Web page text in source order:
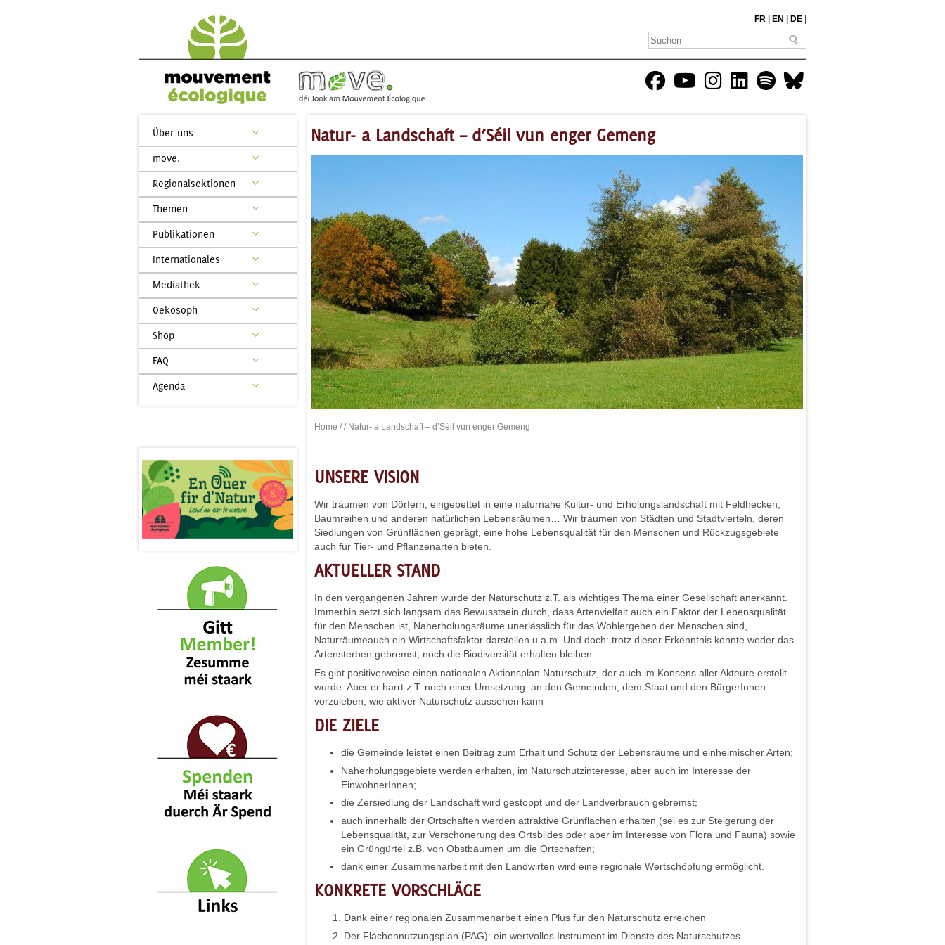
FR EN DE
Über uns
move.
Regionalsektionen
Themen
Publikationen
Internationales
Mediathek
Oekosoph
Shop
FAQ
Agenda
Natur- a Landschaft – d’Séil vun enger Gemeng
Home // Natur- a Landschaft – d’Séil vun enger Gemeng
UNSERE VISION
Wir träumen von Dörfern, eingebettet in eine naturnahe Kultur- und Erholungslandschaft mit Feldhecken,
Baumreihen und anderen natürlichen Lebensräumen… Wir träumen von Städten und Stadtvierteln, deren
Siedlungen von Grünflächen geprägt, eine hohe Lebensqualität für den Menschen und Rückzugsgebiete
auch für Tier- und Pflanzenarten bieten.
AKTUELLER STAND
In den vergangenen Jahren wurde der Naturschutz z.T. als wichtiges Thema einer Gesellschaft anerkannt.
Immerhin setzt sich langsam das Bewusstsein durch, dass Artenvielfalt auch ein Faktor der Lebensqualität
für den Menschen ist, Naherholungsräume unerlässlich für das Wohlergehen der Menschen sind,
Naturräumeauch ein Wirtschaftsfaktor darstellen u.a.m. Und doch: trotz dieser Erkenntnis konnte weder das
Artensterben gebremst, noch die Biodiversität erhalten bleiben.
Es gibt positiverweise einen nationalen Aktionsplan Naturschutz, der auch im Konsens aller Akteure erstellt
wurde. Aber er harrt z.T. noch einer Umsetzung: an den Gemeinden, dem Staat und den BürgerInnen
vorzuleben, wie aktiver Naturschutz aussehen kann
DIE ZIELE
die Gemeinde leistet einen Beitrag zum Erhalt und Schutz der Lebensräume und einheimischer Arten;
Naherholungsgebiete werden erhalten, im Naturschutzinteresse, aber auch im Interesse der
EinwohnerInnen;
die Zersiedlung der Landschaft wird gestoppt und der Landverbrauch gebremst;
auch innerhalb der Ortschaften werden attraktive Grünflächen erhalten (sei es zur Steigerung der
Lebensqualität, zur Verschönerung des Ortsbildes oder aber im Interesse von Flora und Fauna) sowie
ein Grüngürtel z.B. von Obstbäumen um die Ortschaften;
dank einer Zusammenarbeit mit den Landwirten wird eine regionale Wertschöpfung ermöglicht.
KONKRETE VORSCHLÄGE
Dank einer regionalen Zusammenarbeit einen Plus für den Naturschutz erreichen
Der Flächennutzungsplan (PAG): ein wertvolles Instrument im Dienste des Naturschutzes